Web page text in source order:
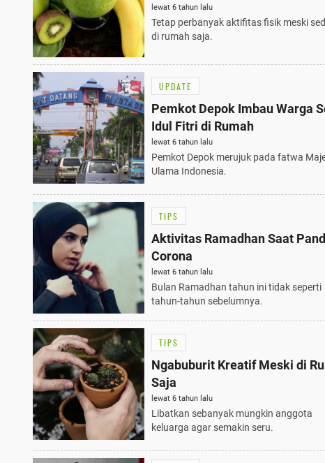
lewat 6 tahun lalu
Tetap perbanyak aktifitas fisik meski
di rumah saja.
UPDATE
Pemkot Depok Imbau Warga
Idul Fitri di Rumah
lewat 6 tahun lalu
Pemkot Depok merujuk pada fatwa
Ulama Indonesia.
TIPS
Aktivitas Ramadhan Saat
Corona
lewat 6 tahun lalu
Bulan Ramadhan tahun ini tidak seperti
tahun-tahun sebelumnya.
TIPS
Ngabuburit Kreatif Meski di
Saja
lewat 6 tahun lalu
Libatkan sebanyak mungkin anggota
keluarga agar semakin seru.